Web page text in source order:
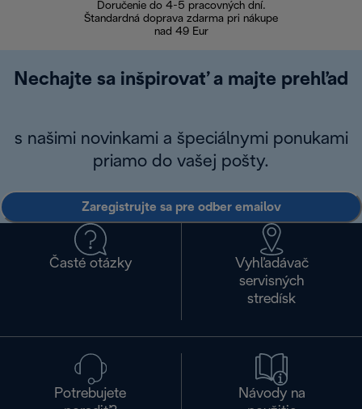
Doručenie do 4-5 pracovných dní.
Štandardná doprava zdarma pri nákupe
nad 49 Eur
Nechajte sa inšpirovať a majte prehľad
s našimi novinkami a špeciálnymi ponukami
priamo do vašej pošty.
Zaregistrujte sa pre odber emailov
Časté otázky
Vyhľadávač
servisných
stredísk
Potrebujete
Návody na